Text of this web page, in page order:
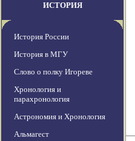
ИСТОРИЯ
История России
История в МГУ
Слово о полку Игореве
Хронология и
парахронология
Астрономия и Хронология
Альмагест